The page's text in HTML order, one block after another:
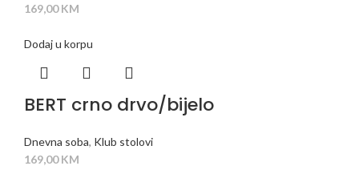
169,00KM
Dodaj u korpu
BERT crno drvo/bijelo
Dnevna soba, Klub stolovi
169,00KM